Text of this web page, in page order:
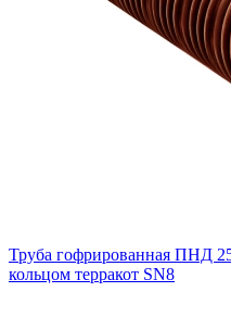
Труба гофрированная ПНД
кольцом терракот SN8